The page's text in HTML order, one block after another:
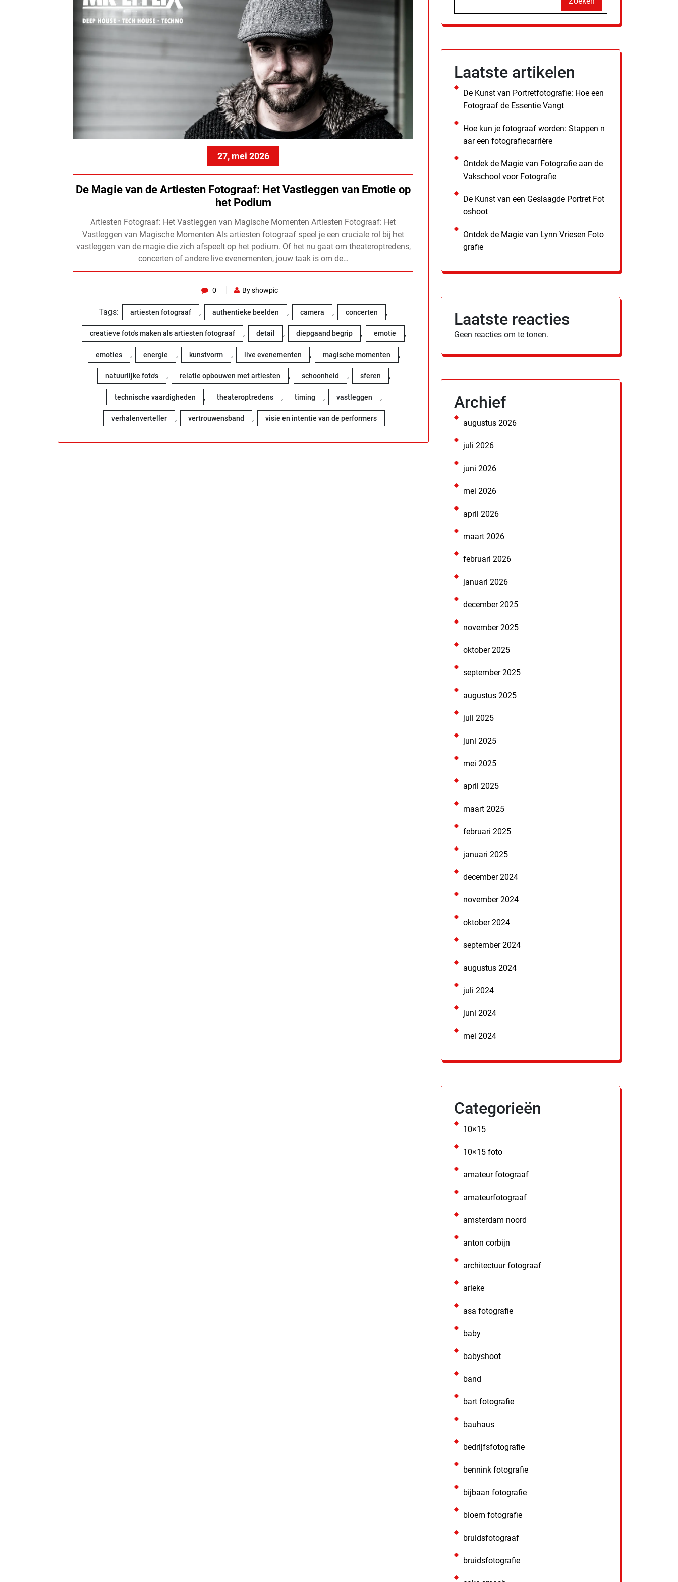
27, mei 2026
De Magie van de Artiesten Fotograaf: Het Vastleggen van Emotie op
het Podium
Artiesten Fotograaf: Het Vastleggen van Magische Momenten Artiesten Fotograaf: Het
Vastleggen van Magische Momenten Als artiesten fotograaf speel je een cruciale rol bij het
vastleggen van de magie die zich afspeelt op het podium. Of het nu gaat om theateroptredens,
concerten of andere live evenementen, jouw taak is om de…
0 By showpic
Tags: artiesten fotograaf , authentieke beelden , camera , concerten ,
creatieve foto's maken als artiesten fotograaf , detail , diepgaand begrip , emotie ,
emoties , energie , kunstvorm , live evenementen , magische momenten ,
natuurlijke foto's , relatie opbouwen met artiesten , schoonheid , sferen ,
technische vaardigheden , theateroptredens , timing , vastleggen ,
verhalenverteller , vertrouwensband , visie en intentie van de performers
Laatste artikelen
De Kunst van Portretfotografie: Hoe een
Fotograaf de Essentie Vangt
Hoe kun je fotograaf worden: Stappen n
aar een fotografiecarrière
Ontdek de Magie van Fotografie aan de
Vakschool voor Fotografie
De Kunst van een Geslaagde Portret Fot
oshoot
Ontdek de Magie van Lynn Vriesen Foto
grafie
Laatste reacties
Geen reacties om te tonen.
Archief
augustus 2026
juli 2026
juni 2026
mei 2026
april 2026
maart 2026
februari 2026
januari 2026
december 2025
november 2025
oktober 2025
september 2025
augustus 2025
juli 2025
juni 2025
mei 2025
april 2025
maart 2025
februari 2025
januari 2025
december 2024
november 2024
oktober 2024
september 2024
augustus 2024
juli 2024
juni 2024
mei 2024
Categorieën
10×15
10×15 foto
amateur fotograaf
amateurfotograaf
amsterdam noord
anton corbijn
architectuur fotograaf
arieke
asa fotografie
baby
babyshoot
band
bart fotografie
bauhaus
bedrijfsfotografie
bennink fotografie
bijbaan fotografie
bloem fotografie
bruidsfotograaf
bruidsfotografie